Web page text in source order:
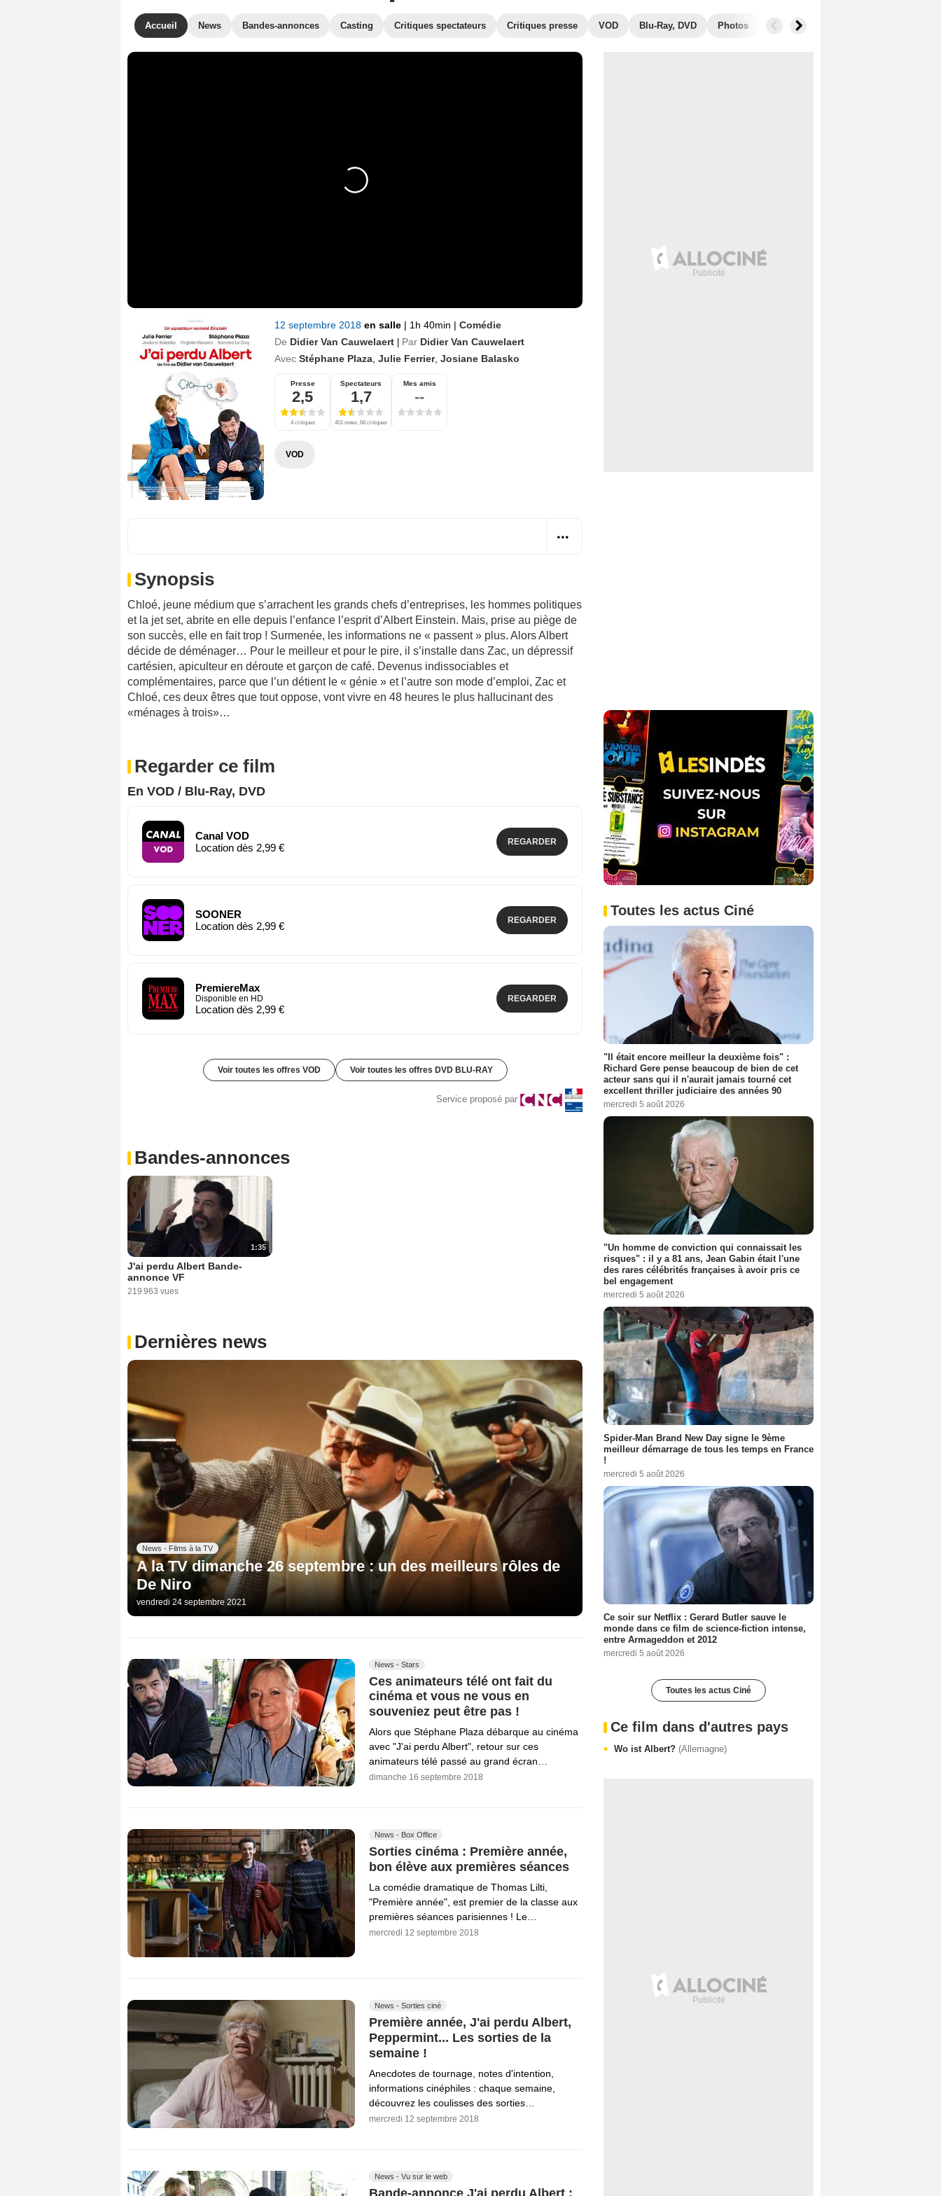
Accueil News Bandes-annonces Casting Critiques spectateurs Critiques presse VOD Blu-Ray, DVD Photos Secrets de tournage
12 septembre 2018 en salle | 1h 40min | Comédie
De Didier Van Cauwelaert | Par Didier Van Cauwelaert
Avec Stéphane Plaza Julie Ferrier, Josiane Balasko
Presse
2,5
4 critiques
Spectateurs
1,7
401 notes, 68 critiques
Mes amis
--
VOD
Synopsis
Chloé, jeune médium que s’arrachent les grands chefs d’entreprises, les hommes politiques
et la jet set, abrite en elle depuis l’enfance l’esprit d’Albert Einstein. Mais, prise au piège de
son succès, elle en fait trop ! Surmenée, les informations ne « passent » plus. Alors Albert
décide de déménager… Pour le meilleur et pour le pire, il s’installe dans Zac, un dépressif
cartésien, apiculteur en déroute et garçon de café. Devenus indissociables et
complémentaires, parce que l’un détient le « génie » et l’autre son mode d’emploi, Zac et
Chloé, ces deux êtres que tout oppose, vont vivre en 48 heures le plus hallucinant des
«ménages à trois»…
Regarder ce film
En VOD / Blu-Ray, DVD
Canal VOD
Location dès 2,99 €
REGARDER
SOONER
Location dès 2,99 €
REGARDER
PremiereMax
Disponible en HD
Location dès 2,99 €
REGARDER
Voir toutes les offres VOD Voir toutes les offres DVD BLU-RAY
Service proposé par
Bandes-annonces
1:35
J'ai perdu Albert Bande-
annonce VF
219 963 vues
Dernières news
News - Films à la TV
A la TV dimanche 26 septembre : un des meilleurs rôles de
De Niro
vendredi 24 septembre 2021
News - Stars
Ces animateurs télé ont fait du
cinéma et vous ne vous en
souveniez peut être pas !
Alors que Stéphane Plaza débarque au cinéma
avec "J'ai perdu Albert", retour sur ces
animateurs télé passé au grand écran…
dimanche 16 septembre 2018
News - Box Office
Sorties cinéma : Première année,
bon élève aux premières séances
La comédie dramatique de Thomas Lilti,
"Première année", est premier de la classe aux
premières séances parisiennes ! Le…
mercredi 12 septembre 2018
News - Sorties ciné
Première année, J'ai perdu Albert,
Peppermint... Les sorties de la
semaine !
Anecdotes de tournage, notes d'intention,
informations cinéphiles : chaque semaine,
découvrez les coulisses des sorties…
mercredi 12 septembre 2018
News - Vu sur le web
Bande-annonce J'ai perdu Albert :
Toutes les actus Ciné
"Il était encore meilleur la deuxième fois" :
Richard Gere pense beaucoup de bien de cet
acteur sans qui il n'aurait jamais tourné cet
excellent thriller judiciaire des années 90
mercredi 5 août 2026
"Un homme de conviction qui connaissait les
risques" : il y a 81 ans, Jean Gabin était l'une
des rares célébrités françaises à avoir pris ce
bel engagement
mercredi 5 août 2026
Spider-Man Brand New Day signe le 9ème
meilleur démarrage de tous les temps en France
!
mercredi 5 août 2026
Ce soir sur Netflix : Gerard Butler sauve le
monde dans ce film de science-fiction intense,
entre Armageddon et 2012
mercredi 5 août 2026
Toutes les actus Ciné
Ce film dans d'autres pays
Wo ist Albert? (Allemagne)